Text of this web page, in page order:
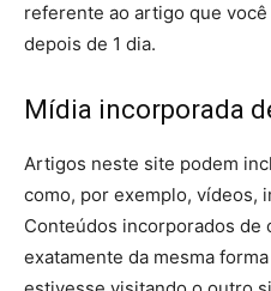
referente ao artigo que
depois de 1 dia.
Mídia incorporada
Artigos neste site podem
como, por exemplo, vídeos,
Conteúdos incorporados de
exatamente da mesma